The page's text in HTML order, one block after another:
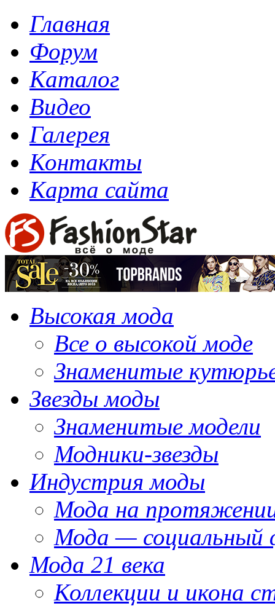
Главная
Форум
Каталог
Видео
Галерея
Контакты
Карта сайта
Высокая мода
Все о высокой моде
Знаменитые
Звезды моды
Знаменитые модели
Модники-звезды
Индустрия моды
Мода на
Мода — социальный
Мода 21 века
Коллекции и икона